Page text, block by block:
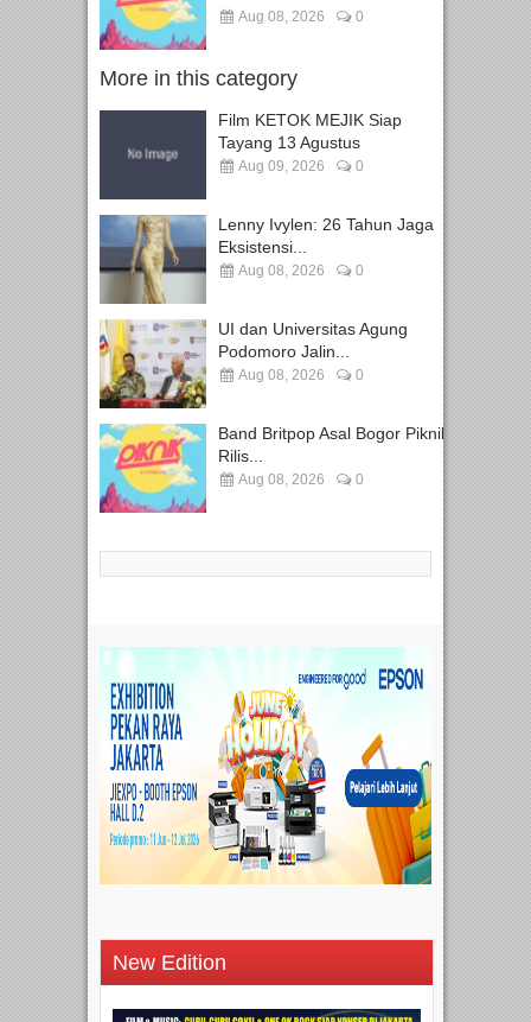
Aug 08, 2026 0
More in this category
Film KETOK MEJIK Siap
Tayang 13 Agustus
Aug 09, 2026 0
Lenny Ivylen: 26 Tahun Jaga
Eksistensi...
Aug 08, 2026 0
UI dan Universitas Agung
Podomoro Jalin...
Aug 08, 2026 0
Band Britpop Asal Bogor Piknik
Rilis...
Aug 08, 2026 0
New Edition